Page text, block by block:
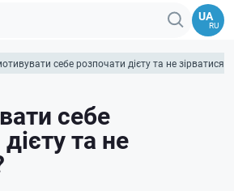
UA
RU
себе розпочати дієту та не зірватися?
себе
та не